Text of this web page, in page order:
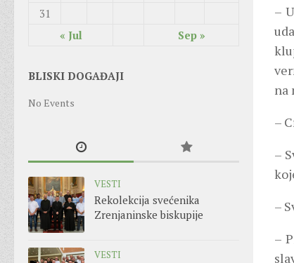
–
na
–
–
–
–
« Jul Sep »
31
BLISKI DOGAĐAJI
No Events
VESTI
Rekolekcija svećenika
Zrenjaninske biskupije
VESTI